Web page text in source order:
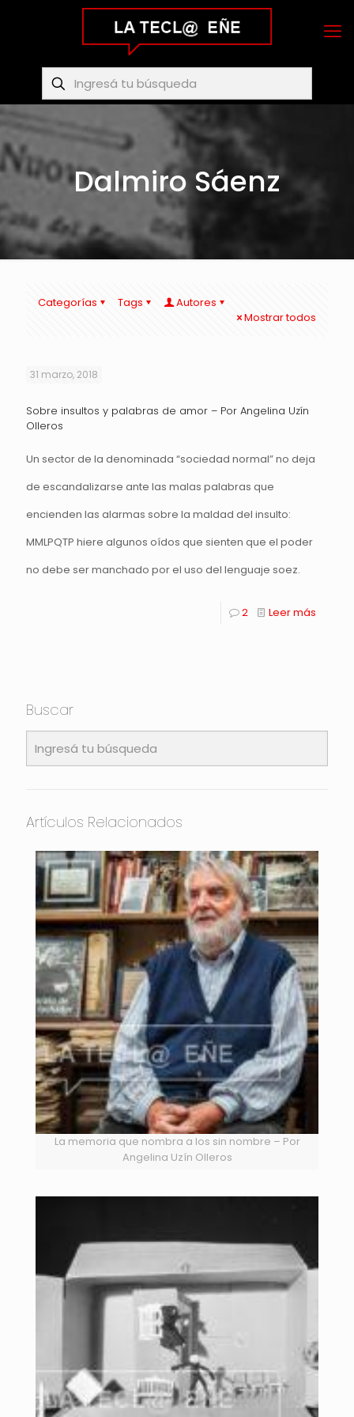
Dalmiro Sáenz
Categorías Tags
Autores
Mostrar todos
31 marzo, 2018
Sobre insultos y palabras de amor – Por Angelina Uzín
Olleros
Un sector de la denominada “sociedad normal” no deja
de escandalizarse ante las malas palabras que
encienden las alarmas sobre la maldad del insulto:
MMLPQTP hiere algunos oídos que sienten que el poder
no debe ser manchado por el uso del lenguaje soez.
2 Leer más
Buscar
Artículos Relacionados
La memoria que nombra a los sin nombre – Por
Angelina Uzín Olleros